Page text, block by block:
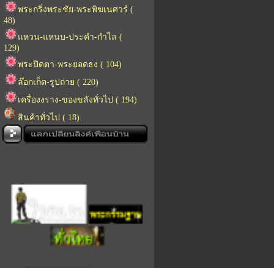
พระกริ่งพระชัย-พระพิฆเนศวร์ (
48)
แหวน-แหนบ-ประคำ-กำไล (
129)
พระปิดตา-พระยอดธง ( 104)
ล๊อกเก็ต-รูปถ่าย ( 220)
เครื่องงราง-ของขลังทั่วไป ( 194)
สินค้าทั่วไป ( 18)